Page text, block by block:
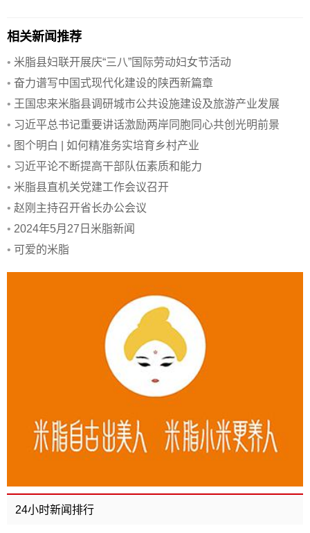
相关新闻推荐
• 米脂县妇联开展庆“三八”国际劳动妇女节活动
• 奋力谱写中国式现代化建设的陕西新篇章
• 王国忠来米脂县调研城市公共设施建设及旅游产业发展
• 习近平总书记重要讲话激励两岸同胞同心共创光明前景
• 图个明白 | 如何精准务实培育乡村产业
• 习近平论不断提高干部队伍素质和能力
• 米脂县直机关党建工作会议召开
• 赵刚主持召开省长办公会议
• 2024年5月27日米脂新闻
• 可爱的米脂
24小时新闻排行